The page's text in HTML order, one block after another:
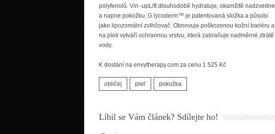
polyfenolů. Vin -upLift dlouhodobě hydratuje, okamžitě nadzvedne
a napne pokožku. G lycoderm™ je patentovaná složka a působí
jako lipozomální zvlhčovač. Obnovuje poškozenou kožní bariéru a
na pleti vytváří ochrannou vrstvu, která zabraňuje nadměrné ztrátě
vody.
K dostání na envytherapy.com za cenu 1 525 Kč
obličej pleť pokožka
Líbil se Vám článek? Sdílejte ho!